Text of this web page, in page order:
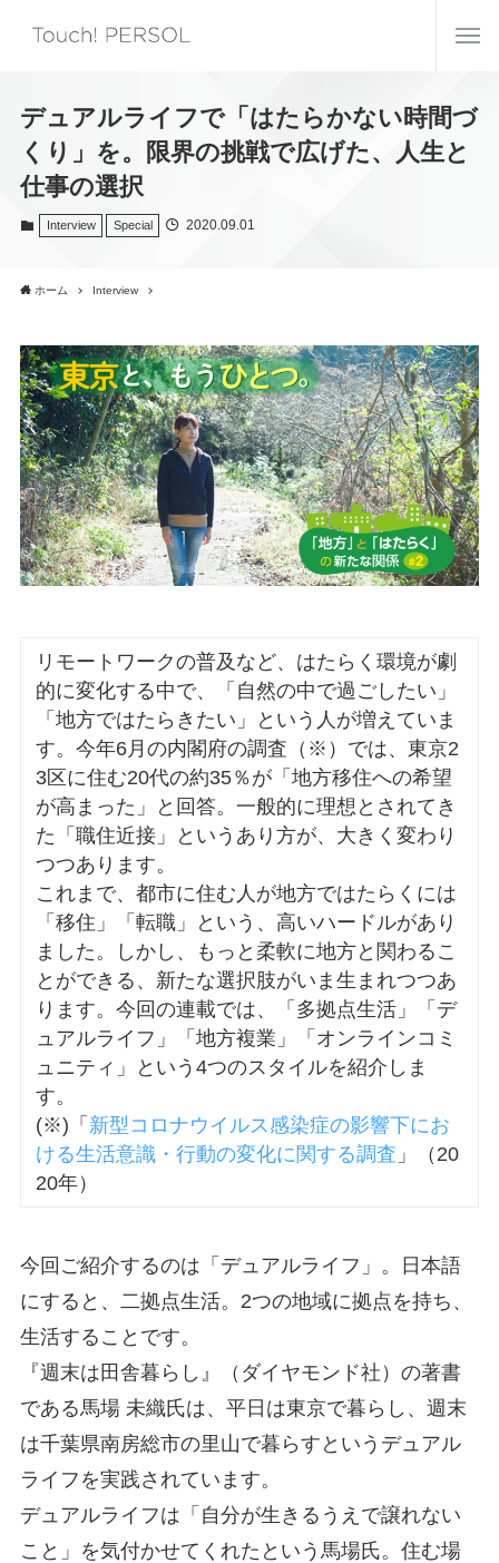
デュアルライフで「はたらかない時間づ
くり」を。限界の挑戦で広げた、人生と
仕事の選択
Interview Special 2020.09.01
ホーム Interview
リモートワークの普及など、はたらく環境が劇
的に変化する中で、「自然の中で過ごしたい」
「地方ではたらきたい」という人が増えていま
す。今年6月の内閣府の調査（※）では、東京2
3区に住む20代の約35％が「地方移住への希望
が高まった」と回答。一般的に理想とされてき
た「職住近接」というあり方が、大きく変わり
つつあります。
これまで、都市に住む人が地方ではたらくには
「移住」「転職」という、高いハードルがあり
ました。しかし、もっと柔軟に地方と関わるこ
とができる、新たな選択肢がいま生まれつつあ
ります。今回の連載では、「多拠点生活」「デ
ュアルライフ」「地方複業」「オンラインコミ
ュニティ」という4つのスタイルを紹介しま
す。
(※)「 新型コロナウイルス感染症の影響下にお
ける生活意識・行動の変化に関する調査 」（20
20年）
今回ご紹介するのは「デュアルライフ」。日本語
にすると、二拠点生活。2つの地域に拠点を持ち、
生活することです。
『週末は田舎暮らし』（ダイヤモンド社）の著書
である馬場 未織氏は、平日は東京で暮らし、週末
は千葉県南房総市の里山で暮らすというデュアル
ライフを実践されています。
デュアルライフは「自分が生きるうえで譲れない
こと」を気付かせてくれたという馬場氏。住む場